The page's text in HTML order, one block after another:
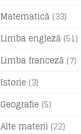
Matematică (33)
Limba engleză (51)
Limba franceză (7)
Istorie (3)
Geografie (5)
Alte materii (22)